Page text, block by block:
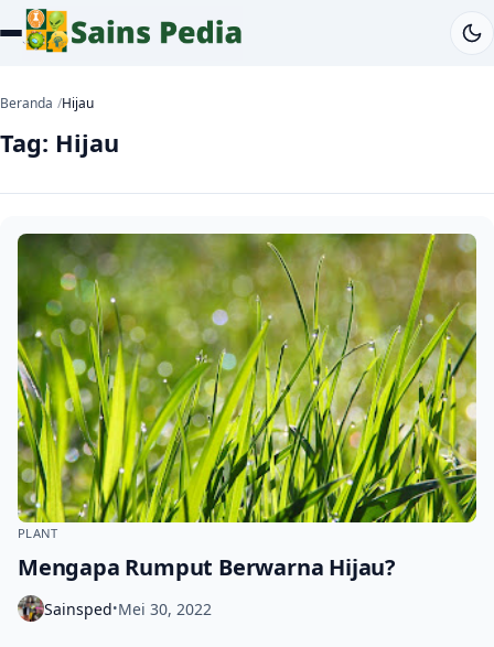
Beranda Hijau
Tag: Hijau
PLANT
Mengapa Rumput Berwarna Hijau?
Sainsped•Mei 30, 2022